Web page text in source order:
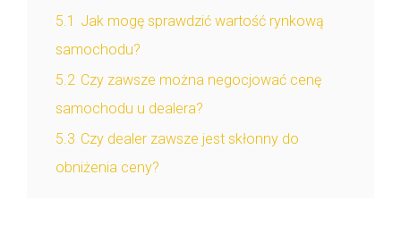
5.1 Jak mogę sprawdzić wartość rynkową
samochodu?
5.2 Czy zawsze można negocjować cenę
samochodu u dealera?
5.3 Czy dealer zawsze jest skłonny do
obniżenia ceny?